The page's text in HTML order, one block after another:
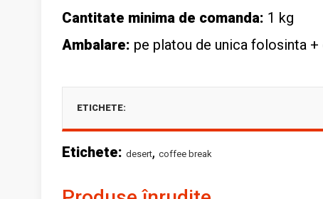
Cantitate minima de comanda: 1 kg
Ambalare: pe platou de unica folosinta
ETICHETE:
Etichete: desert, coffee break